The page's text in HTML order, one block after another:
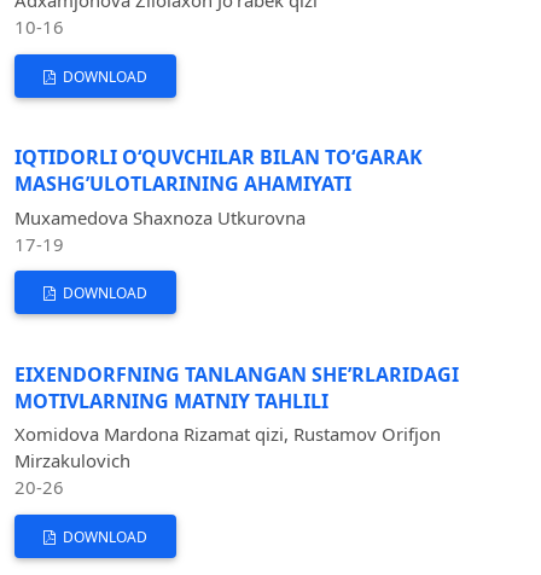
10-16
DOWNLOAD
IQTIDORLI O‘QUVCHILAR BILAN TO‘GARAK
MASHG’ULOTLARINING AHAMIYATI
Muxamedova Shaxnoza Utkurovna
17-19
DOWNLOAD
EIXENDORFNING TANLANGAN SHE’RLARIDAGI
MOTIVLARNING MATNIY TAHLILI
Xomidova Mardona Rizamat qizi, Rustamov Orifjon
Mirzakulovich
20-26
DOWNLOAD